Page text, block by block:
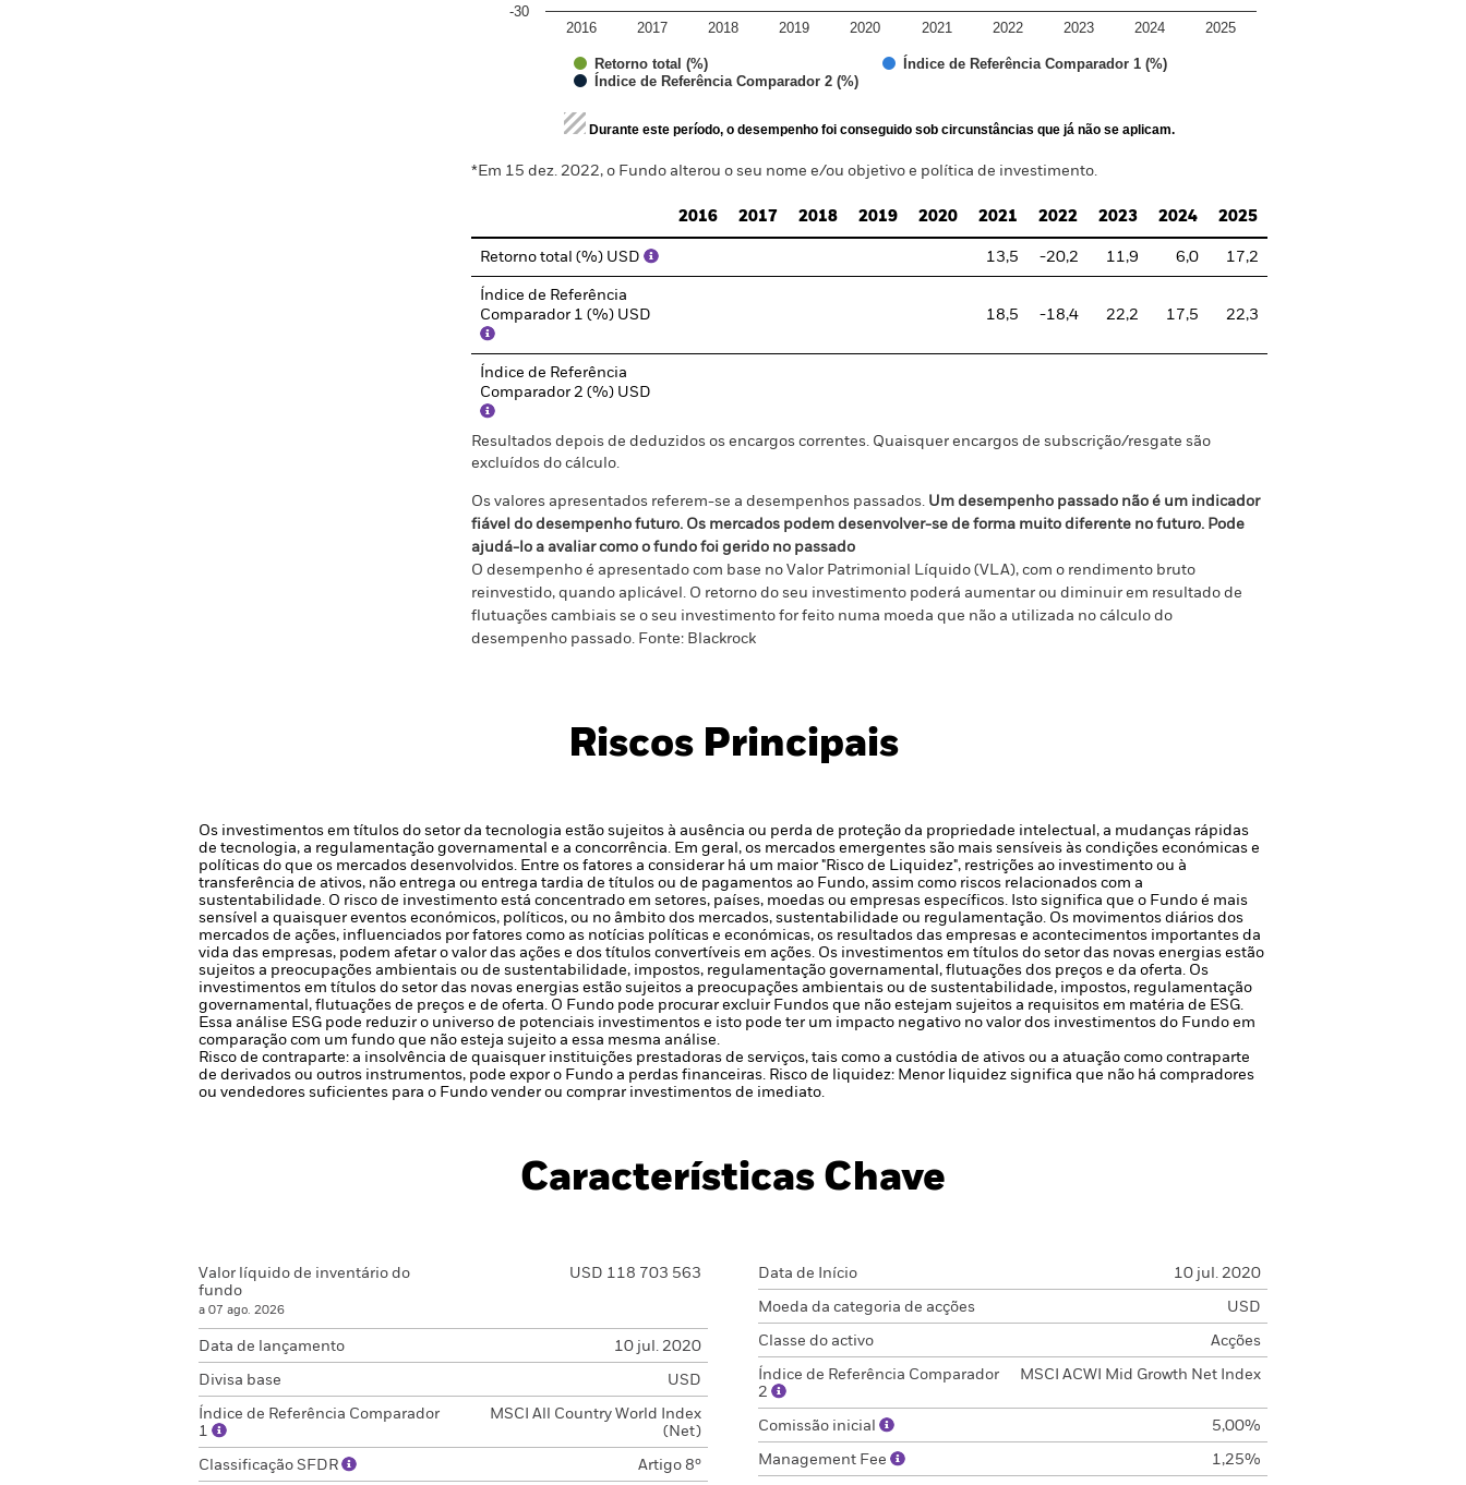
Retorno total (%)
Índice de Referência Comparador 1 (%)
Índice de Referência Comparador 2 (%)
2016 2017 2018 2019 2020 2021 2022 2023 2024 2025
-30
End of interactive chart.
Durante este período, o desempenho foi conseguido sob circunstâncias que já não se aplicam.
*Em 15 dez. 2022, o Fundo alterou o seu nome e/ou objetivo e política de investimento.
2016 2017 2018 2019 2020 2021 2022 2023 2024 2025
Retorno total (%) USD 13,5 -20,2 11,9 6,0 17,2
Índice de Referência
Comparador 1 (%) USD
18,5 -18,4 22,2 17,5 22,3
Índice de Referência
Comparador 2 (%) USD
Resultados depois de deduzidos os encargos correntes. Quaisquer encargos de subscrição/resgate são
excluídos do cálculo.
Os valores apresentados referem-se a desempenhos passados. Um desempenho passado não é um indicador
fiável do desempenho futuro. Os mercados podem desenvolver-se de forma muito diferente no futuro. Pode
ajudá-lo a avaliar como o fundo foi gerido no passado
O desempenho é apresentado com base no Valor Patrimonial Líquido (VLA), com o rendimento bruto
reinvestido, quando aplicável. O retorno do seu investimento poderá aumentar ou diminuir em resultado de
flutuações cambiais se o seu investimento for feito numa moeda que não a utilizada no cálculo do
desempenho passado. Fonte: Blackrock
Riscos Principais
Os investimentos em títulos do setor da tecnologia estão sujeitos à ausência ou perda de proteção da propriedade intelectual, a mudanças rápidas
de tecnologia, a regulamentação governamental e a concorrência. Em geral, os mercados emergentes são mais sensíveis às condições económicas e
políticas do que os mercados desenvolvidos. Entre os fatores a considerar há um maior "Risco de Liquidez", restrições ao investimento ou à
transferência de ativos, não entrega ou entrega tardia de títulos ou de pagamentos ao Fundo, assim como riscos relacionados com a
sustentabilidade. O risco de investimento está concentrado em setores, países, moedas ou empresas específicos. Isto significa que o Fundo é mais
sensível a quaisquer eventos económicos, políticos, ou no âmbito dos mercados, sustentabilidade ou regulamentação. Os movimentos diários dos
mercados de ações, influenciados por fatores como as notícias políticas e económicas, os resultados das empresas e acontecimentos importantes da
vida das empresas, podem afetar o valor das ações e dos títulos convertíveis em ações. Os investimentos em títulos do setor das novas energias estão
sujeitos a preocupações ambientais ou de sustentabilidade, impostos, regulamentação governamental, flutuações dos preços e da oferta. Os
investimentos em títulos do setor das novas energias estão sujeitos a preocupações ambientais ou de sustentabilidade, impostos, regulamentação
governamental, flutuações de preços e de oferta. O Fundo pode procurar excluir Fundos que não estejam sujeitos a requisitos em matéria de ESG.
Essa análise ESG pode reduzir o universo de potenciais investimentos e isto pode ter um impacto negativo no valor dos investimentos do Fundo em
comparação com um fundo que não esteja sujeito a essa mesma análise.
Risco de contraparte: a insolvência de quaisquer instituições prestadoras de serviços, tais como a custódia de ativos ou a atuação como contraparte
de derivados ou outros instrumentos, pode expor o Fundo a perdas financeiras. Risco de liquidez: Menor liquidez significa que não há compradores
ou vendedores suficientes para o Fundo vender ou comprar investimentos de imediato.
Características Chave
Valor líquido de inventário do
fundo
a 07 ago. 2026
USD 118 703 563
Data de lançamento 10 jul. 2020
Divisa base USD
Índice de Referência Comparador
1
MSCI All Country World Index
(Net)
Classificação SFDR Artigo 8º
Data de Início 10 jul. 2020
Moeda da categoria de acções USD
Classe do activo Acções
Índice de Referência Comparador
2
MSCI ACWI Mid Growth Net Index
Comissão inicial 5,00%
Management Fee 1,25%